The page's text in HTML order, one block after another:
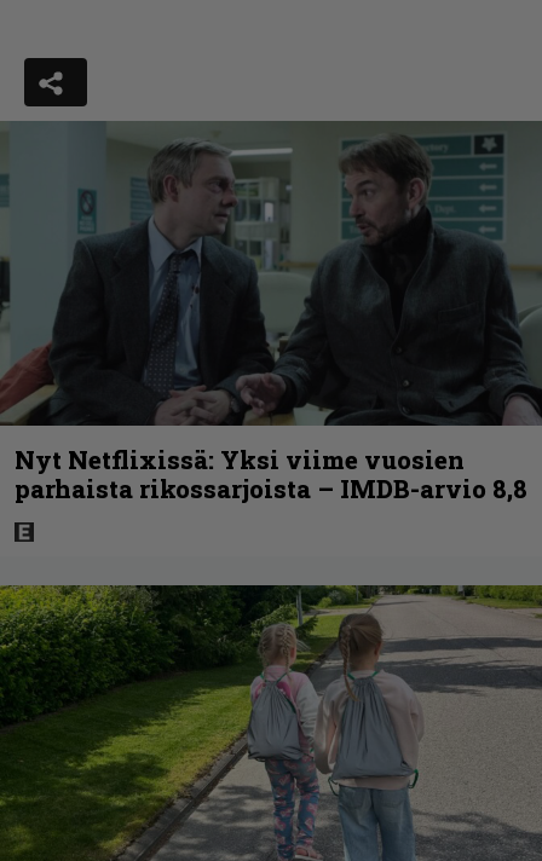
Nyt Netflixissä: Yksi viime vuosien
parhaista rikossarjoista – IMDB-arvio 8,8